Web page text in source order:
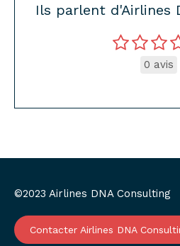
Ils parlent d'Airlines
0 avis
©2023 Airlines DNA Consulting
Contacter Airlines DNA